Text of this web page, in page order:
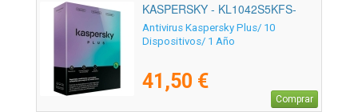
KASPERSKY - KL1042S5KFS-
SSB-ES
Antivirus Kaspersky Plus/ 10
Dispositivos/ 1 Año
41,50 €
Comprar